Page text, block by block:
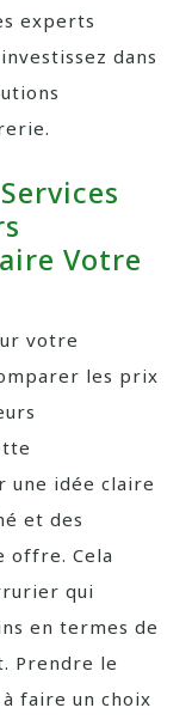
experts
dans
Votre
votre
les prix
une idée claire
et des
offre. Cela
qui
en termes de
Prendre le
faire un choix